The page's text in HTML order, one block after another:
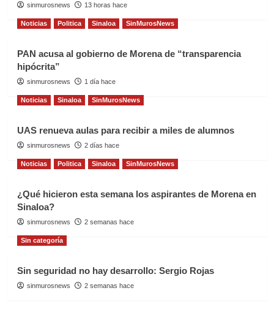
sinmurosnews 13 horas hace
Noticias Politica Sinaloa SinMurosNews
PAN acusa al gobierno de Morena de “transparencia
hipócrita”
sinmurosnews 1 día hace
Noticias Sinaloa SinMurosNews
UAS renueva aulas para recibir a miles de alumnos
sinmurosnews 2 días hace
Noticias Politica Sinaloa SinMurosNews
¿Qué hicieron esta semana los aspirantes de Morena en
Sinaloa?
sinmurosnews 2 semanas hace
Sin categoría
Sin seguridad no hay desarrollo: Sergio Rojas
sinmurosnews 2 semanas hace